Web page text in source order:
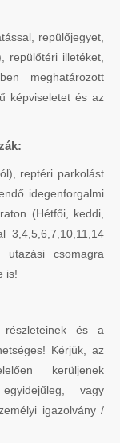
repülőjegyet,
repülőtéri illetéket,
meghatározott
képviseletet és az
reptéri parkolást
idegenforgalmi
(Hétfői, keddi,
3,4,5,6,7,10,11,14
utazási csomagra
is!
részleteinek és a
Kérjük, az
kerüljenek
vagy
igazolvány /